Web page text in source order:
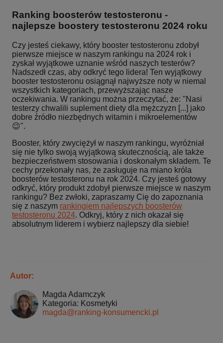
Ranking boosterów testosteronu -
najlepsze boostery testosteronu 2024 roku
Czy jesteś ciekawy, który booster testosteronu zdobył
pierwsze miejsce w naszym rankingu na 2024 rok i
zyskał wyjątkowe uznanie wśród naszych testerów?
Nadszedł czas, aby odkryć tego lidera! Ten wyjątkowy
booster testosteronu osiągnął najwyższe noty w niemal
wszystkich kategoriach, przewyższając nasze
oczekiwania. W rankingu można przeczytać, że: "Nasi
testerzy chwalili suplement diety dla mężczyzn [...] jako
dobre źródło niezbędnych witamin i mikroelementów
😉".
Booster, który zwyciężył w naszym rankingu, wyróżniał
się nie tylko swoją wyjątkową skutecznością, ale także
bezpieczeństwem stosowania i doskonałym składem. Te
cechy przekonały nas, że zasługuje na miano króla
boosterów testosteronu na rok 2024. Czy jesteś gotowy
odkryć, który produkt zdobył pierwsze miejsce w naszym
rankingu? Bez zwłoki, zapraszamy Cię do zapoznania
się z naszym rankingiem najlepszych boosterów
testosteronu 2024. Odkryj, który z nich okazał się
absolutnym liderem i wybierz najlepszy dla siebie!
Autor:
Magda Adamczyk
Kategoria: Kosmetyki
magda@ranking-konsumencki.pl